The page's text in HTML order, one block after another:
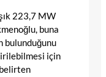
223,7 MW
buna
bulunduğunu
için